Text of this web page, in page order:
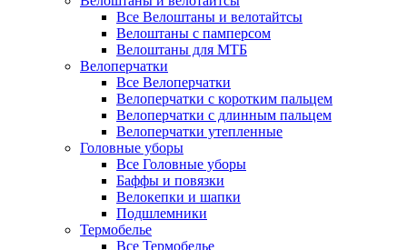
Все Велоштаны и велотайтсы
Велоштаны с памперсом
Велоштаны для МТБ
Велоперчатки
Все Велоперчатки
Велоперчатки с коротким пальцем
Велоперчатки с длинным пальцем
Велоперчатки утепленные
Головные уборы
Все Головные уборы
Баффы и повязки
Велокепки и шапки
Подшлемники
Термобелье
Все Термобелье